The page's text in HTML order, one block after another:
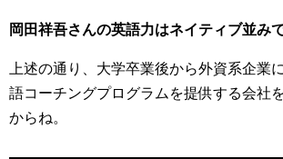
岡田祥吾さんの英語力はネイティブ並み
上述の通り、大学卒業後から外資系企業
語コーチングプログラムを提供する会社
からね。